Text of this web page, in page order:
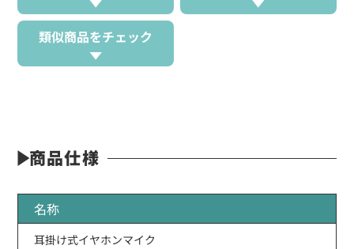
類似商品をチェック
商品仕様
名称
耳掛け式イヤホンマイク